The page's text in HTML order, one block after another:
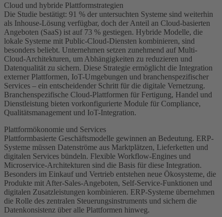
Cloud und hybride Plattformstrategien
Die Studie bestätigt: 91 % der untersuchten Systeme sind weiterhin
als Inhouse-Lösung verfügbar, doch der Anteil an Cloud-basierten
Angeboten (SaaS) ist auf 73 % gestiegen. Hybride Modelle, die
lokale Systeme mit Public-Cloud-Diensten kombinieren, sind
besonders beliebt. Unternehmen setzen zunehmend auf Multi-
Cloud-Architekturen, um Abhängigkeiten zu reduzieren und
Datenqualität zu sichern. Diese Strategie ermöglicht die Integration
externer Plattformen, IoT-Umgebungen und branchenspezifischer
Services – ein entscheidender Schritt für die digitale Vernetzung.
Branchenspezifische Cloud-Plattformen für Fertigung, Handel und
Dienstleistung bieten vorkonfigurierte Module für Compliance,
Qualitätsmanagement und IoT-Integration.
Plattformökonomie und Services
Plattformbasierte Geschäftsmodelle gewinnen an Bedeutung. ERP-
Systeme müssen Datenströme aus Marktplätzen, Lieferketten und
digitalen Services bündeln. Flexible Workflow-Engines und
Microservice-Architekturen sind die Basis für diese Integration.
Besonders im Einkauf und Vertrieb entstehen neue Ökosysteme, die
Produkte mit After-Sales-Angeboten, Self-Service-Funktionen und
digitalen Zusatzleistungen kombinieren. ERP-Systeme übernehmen
die Rolle des zentralen Steuerungsinstruments und sichern die
Datenkonsistenz über alle Plattformen hinweg.